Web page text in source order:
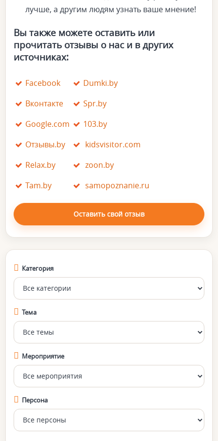
лучше, а другим людям узнать ваше мнение!
Вы также можете оставить или
прочитать отзывы о нас и в других
источниках:
Facebook
Вконтакте
Google.com
Отзывы.by
Relax.by
Tam.by
Dumki.by
Spr.by
103.by
kidsvisitor.com
zoon.by
samopoznanie.ru
Оставить свой отзыв
Категория
Тема
Мероприятие
Персона